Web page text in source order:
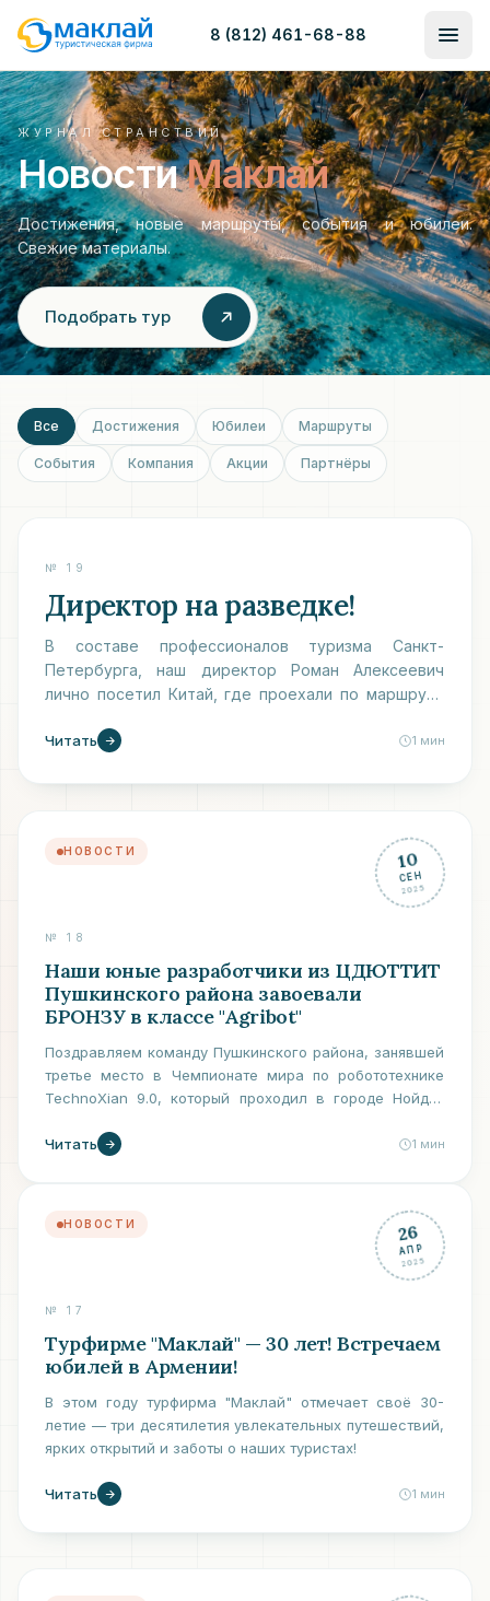
8 (812) 461-68-88
ЖУРНАЛ СТРАНСТВИЙ
НовостиМаклай
Достижения, новые маршруты, события и юбилеи.
Свежие материалы.
Подобрать тур
Все Достижения Юбилеи Маршруты
События Компания Акции Партнёры
НОВОСТИ
№19
Директор на разведке!
В составе профессионалов туризма Санкт-
Петербурга, наш директор Роман Алексеевич
лично посетил Китай, где проехали по маршруту
Чжанцадзе, Фэнхуан.
Читать 1 мин
НОВОСТИ 10
СЕН
2025
№18
Наши юные разработчики из ЦДЮТТИТ
Пушкинского района завоевали
БРОНЗУ в классе "Agribot"
Поздравляем команду Пушкинского района, занявшей
третье место в Чемпионате мира по робототехнике
TechnoXian 9.0, который проходил в городе Нойда-
Читать
1 мин
НОВОСТИ 26
АПР
2025
№17
Турфирме "Маклай" — 30 лет! Встречаем
юбилей в Армении!
В этом году турфирма "Маклай" отмечает своё 30-
летие — три десятилетия увлекательных путешествий,
ярких открытий и заботы о наших туристах!
Читать 1 мин